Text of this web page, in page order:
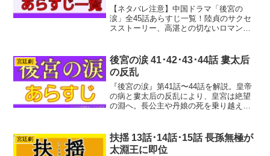
【ネタバレ注意】中国ドラマ「後宮の
涙」全45話あらすじ一覧！陸貞のサクセ
スストーリー、高湛との切ないロマン
します。
宮廷劇
後宮の涙 41･42･43･44話 婁太后
の反乱
『後宮の涙』第41話〜44話を解説。皇帝
の病と婁太后の反乱により、皇宮は絶望
の淵へ。長公主や丹娘の死を乗り越え、
いたのは、隣国からの非情な縁談でし
た。
宮廷劇
扶揺 13話･14話･15話 長孫無極が
太淵王に即位